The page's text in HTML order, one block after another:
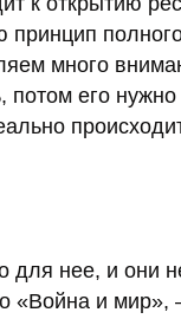
много
его
нее, и они
«Война и